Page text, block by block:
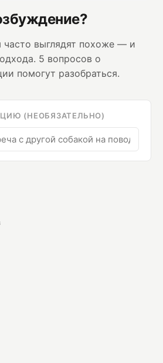
часто выглядят похоже — и
5 вопросов о
помогут разобраться.
(НЕОБЯЗАТЕЛЬНО)